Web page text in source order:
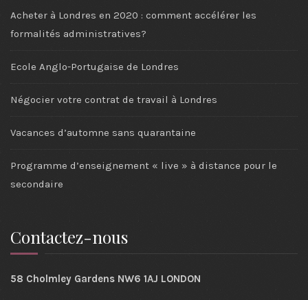
Acheter à Londres en 2020 : comment accélérer les
formalités administratives?
Ecole Anglo-Portugaise de Londres
Négocier votre contrat de travail à Londres
Vacances d’automne sans quarantaine
Programme d’enseignement « live » à distance pour le
secondaire
Contactez-nous
58 Cholmley Gardens NW6 1AJ LONDON